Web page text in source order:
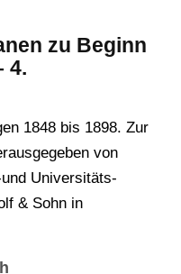
zu Beginn
4.
1848 bis 1898. Zur
von
Universitäts-
& Sohn in